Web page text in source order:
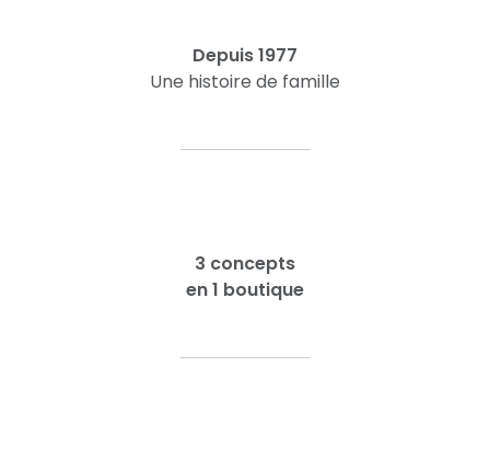
Depuis 1977
Une histoire de famille
3 concepts
en 1 boutique